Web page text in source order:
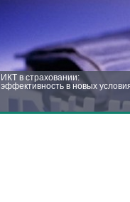
ИКТ в страховании:
эффективность в новых